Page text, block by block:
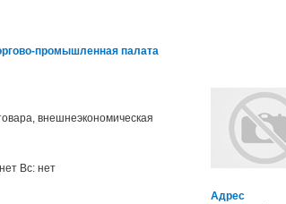
промышленная палата
внешнеэкономическая
Адрес
Вс: нет